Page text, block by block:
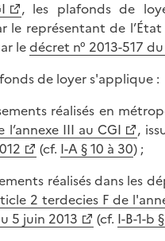
, les plafonds de
le représentant de
ledécret n° 2013-517
de loyer s'applique :
réalisés en
III au CGI
,
(cf. I-A § 10 à 30) ;
réalisés dans les
2 terdecies F de
5 juin 2013 (cf. I-B-1-b